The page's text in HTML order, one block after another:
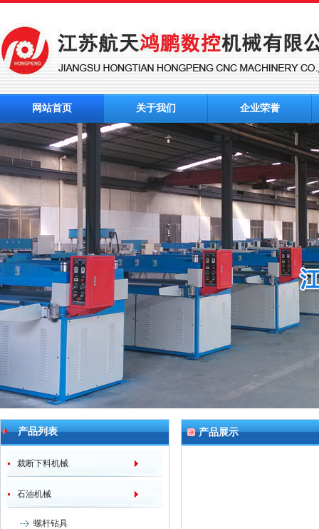
网站首页 关于我们 企业荣誉
产品列表
裁断下料机械
石油机械
螺杆钻具
产品展示